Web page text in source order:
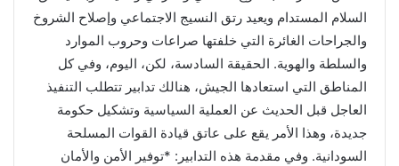
السلام المستدام ويعيد رتق النسيج الاجتماعي وإصلاح الشروخ
والجراحات الغائرة التي خلفتها صراعات وحروب الموارد
والسلطة والهوية. الحقيقة السادسة، لكن، اليوم، وفي كل
المناطق التي استعادها الجيش، هنالك تدابير تتطلب التنفيذ
العاجل قبل الحديث عن العملية السياسية وتشكيل حكومة
جديدة، وهذا الأمر يقع على عاتق قيادة القوات المسلحة
السودانية. وفي مقدمة هذه التدابير: *توفير الأمن والأمان